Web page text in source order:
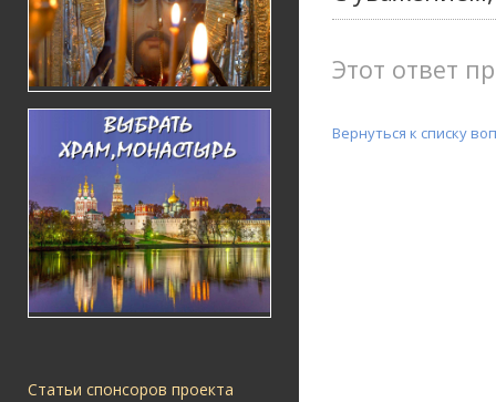
Статьи спонсоров проекта
Этот ответ
Вернуться к списку